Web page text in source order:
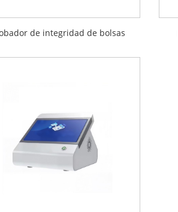
de integridad de bolsas